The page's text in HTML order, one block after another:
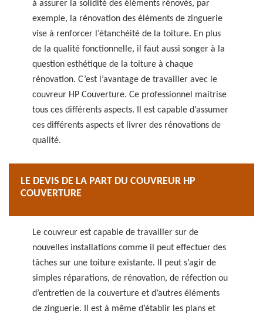
à assurer la solidité des éléments rénovés, par
exemple, la rénovation des éléments de zinguerie
vise à renforcer l’étanchéité de la toiture. En plus
de la qualité fonctionnelle, il faut aussi songer à la
question esthétique de la toiture à chaque
rénovation. C’est l’avantage de travailler avec le
couvreur HP Couverture. Ce professionnel maitrise
tous ces différents aspects. Il est capable d’assumer
ces différents aspects et livrer des rénovations de
qualité.
LE DEVIS DE LA PART DU COUVREUR HP
COUVERTURE
Le couvreur est capable de travailler sur de
nouvelles installations comme il peut effectuer des
tâches sur une toiture existante. Il peut s’agir de
simples réparations, de rénovation, de réfection ou
d’entretien de la couverture et d’autres éléments
de zinguerie. Il est à même d’établir les plans et